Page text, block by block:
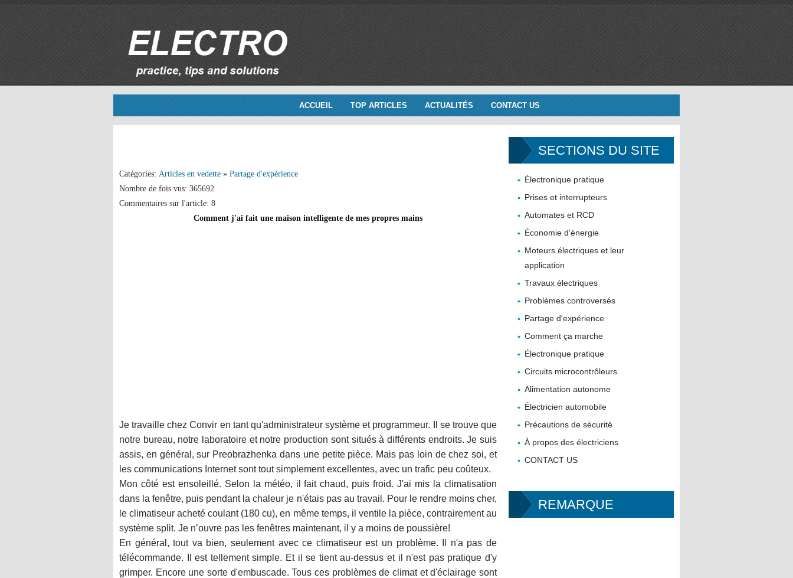
ACCUEIL TOP ARTICLES ACTUALITÉS CONTACT US
Catégories: Articles en vedette » Partage d'expérience
Nombre de fois vus: 365692
Commentaires sur l'article: 8
Comment j'ai fait une maison intelligente de mes propres mains
Je travaille chez Convir en tant qu'administrateur système et programmeur. Il se trouve que
notre bureau, notre laboratoire et notre production sont situés à différents endroits. Je suis
assis, en général, sur Preobrazhenka dans une petite pièce. Mais pas loin de chez soi, et
les communications Internet sont tout simplement excellentes, avec un trafic peu coûteux.
Mon côté est ensoleillé. Selon la météo, il fait chaud, puis froid. J'ai mis la climatisation
dans la fenêtre, puis pendant la chaleur je n'étais pas au travail. Pour le rendre moins cher,
le climatiseur acheté coulant (180 cu), en même temps, il ventile la pièce, contrairement au
système split. Je n’ouvre pas les fenêtres maintenant, il y a moins de poussière!
En général, tout va bien, seulement avec ce climatiseur est un problème. Il n'a pas de
télécommande. Il est tellement simple. Et il se tient au-dessus et il n'est pas pratique d'y
grimper. Encore une sorte d'embuscade. Tous ces problèmes de climat et d'éclairage sont
SECTIONS DU SITE
Électronique pratique
Prises et interrupteurs
Automates et RCD
Économie d'énergie
Moteurs électriques et leur
application
Travaux électriques
Problèmes controversés
Partage d'expérience
Comment ça marche
Électronique pratique
Circuits microcontrôleurs
Alimentation autonome
Électricien automobile
Précautions de sécurité
À propos des électriciens
CONTACT US
REMARQUE